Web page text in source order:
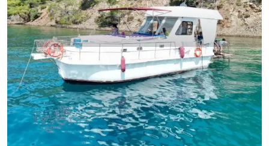
Gocek, Muğla Nieuwe boot
10-Persoon Capaciteit, Bemanning-On-Board & Fuel-
Included Jachtverhuur
Met kapitein
Boot
Zeilen 10 Pers. · 3 Hut · 12.00m